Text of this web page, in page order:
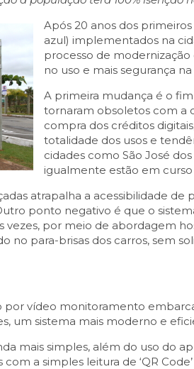
Após 20 anos dos
azul) implementados na
processo de
no uso e mais segurança
A primeira mudança é o
tornaram obsoletos com a
compra dos créditos
totalidade dos usos e
cidades como São José
igualmente estão em
atrapalha a acessibilidade
ponto negativo é que o
vezes, por meio de abordagem
no para-brisas dos carros, sem
por vídeo monitoramento
um sistema mais moderno e
mais simples, além do uso do
com a simples leitura de ‘QR